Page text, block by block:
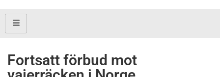
Fortsatt förbud mot